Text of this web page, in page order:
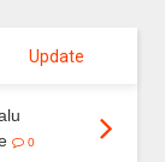
Update
0